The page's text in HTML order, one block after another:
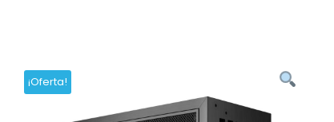
¡Oferta!